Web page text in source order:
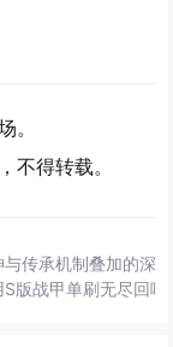
。
不得转载。
传承机制叠加的深
版战甲单刷无尽回